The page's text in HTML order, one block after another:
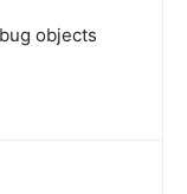
objects